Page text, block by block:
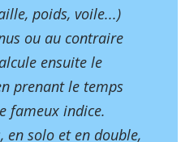
poids, voile...)
ou au contraire
ensuite le
prenant le temps
fameux indice.
en solo et en double,